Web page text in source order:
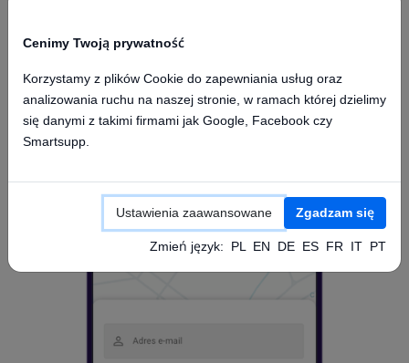
Dostęp z aplikacji mobilnej
Cenimy Twoją prywatność
Korzystamy z plików Cookie do zapewniania usług oraz
analizowania ruchu na naszej stronie, w ramach której dzielimy
się danymi z takimi firmami jak Google, Facebook czy
Smartsupp.
Ustawienia zaawansowane Zgadzam się
Zmień język: PL EN DE ES FR IT PT